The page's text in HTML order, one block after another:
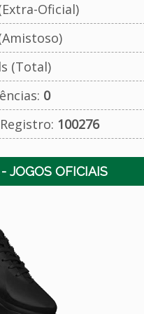
Oficial)
(Total)
0
100276
JOGOS OFICIAIS